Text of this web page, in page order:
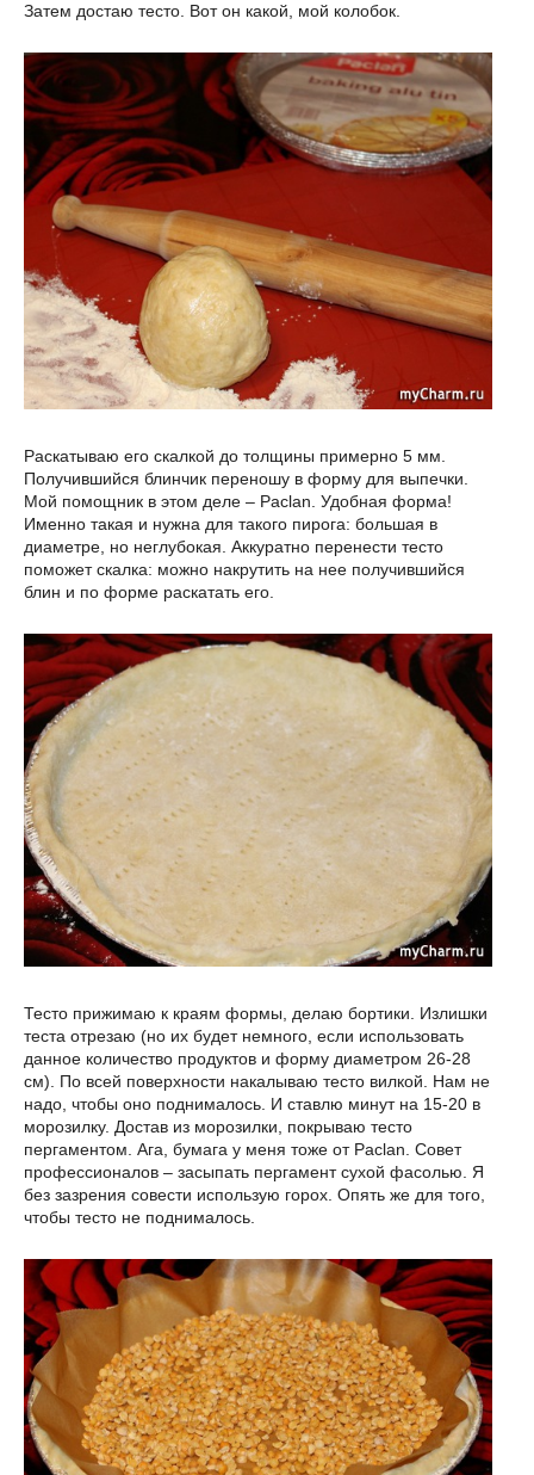
Затем достаю тесто. Вот он какой, мой колобок.
Раскатываю его скалкой до толщины примерно 5 мм.
Получившийся блинчик переношу в форму для выпечки.
Мой помощник в этом деле – Paclan. Удобная форма!
Именно такая и нужна для такого пирога: большая в
диаметре, но неглубокая. Аккуратно перенести тесто
поможет скалка: можно накрутить на нее получившийся
блин и по форме раскатать его.
Тесто прижимаю к краям формы, делаю бортики. Излишки
теста отрезаю (но их будет немного, если использовать
данное количество продуктов и форму диаметром 26-28
см). По всей поверхности накалываю тесто вилкой. Нам не
надо, чтобы оно поднималось. И ставлю минут на 15-20 в
морозилку. Достав из морозилки, покрываю тесто
пергаментом. Ага, бумага у меня тоже от Paclan. Совет
профессионалов – засыпать пергамент сухой фасолью. Я
без зазрения совести использую горох. Опять же для того,
чтобы тесто не поднималось.